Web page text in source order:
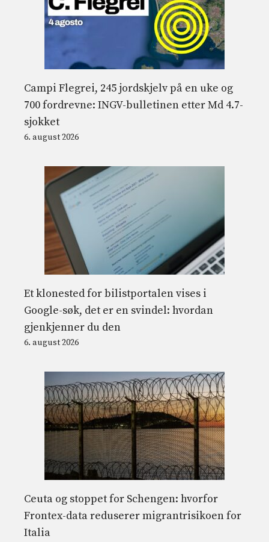
Campi Flegrei, 245 jordskjelv på en uke og
700 fordrevne: INGV-bulletinen etter Md 4.7-
sjokket
6. august 2026
Et klonested for bilistportalen vises i
Google-søk, det er en svindel: hvordan
gjenkjenner du den
6. august 2026
Ceuta og stoppet for Schengen: hvorfor
Frontex-data reduserer migrantrisikoen for
Italia